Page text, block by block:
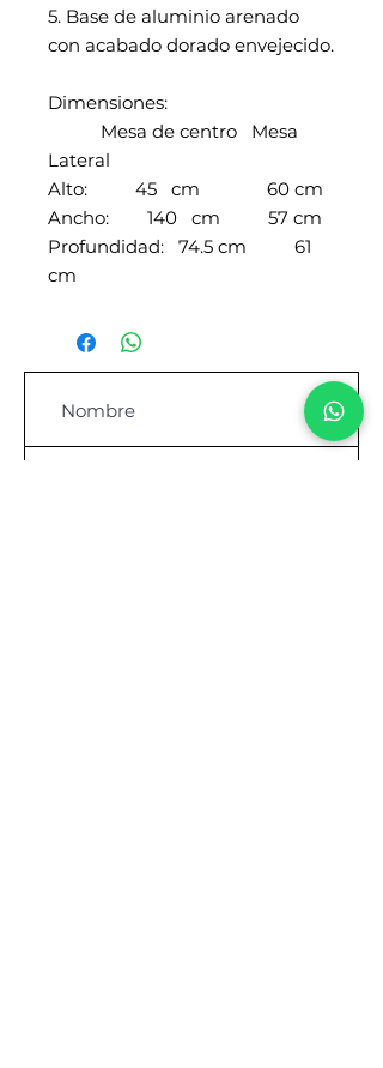
5. Base de aluminio arenado
con acabado dorado envejecido.
Dimensiones:
Mesa de centro Mesa
Lateral
Alto: 45 cm 60 cm
Ancho: 140 cm 57 cm
Profundidad: 74.5 cm 61
cm